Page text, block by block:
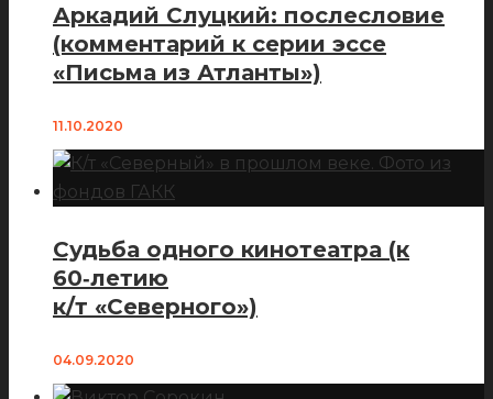
Аркадий Слуцкий: послесловие
(комментарий к серии эссе
«Письма из Атланты»)
11.10.2020
Судьба одного кинотеатра (к
60‑летию
к/т «Северного»)
04.09.2020